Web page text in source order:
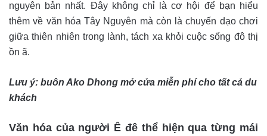
nguyên bản nhất. Đây không chỉ là cơ hội để bạn hiểu
thêm về văn hóa Tây Nguyên mà còn là chuyến dạo chơi
giữa thiên nhiên trong lành, tách xa khỏi cuộc sống đô thị
ồn ã.
Lưu ý: buôn Ako Dhong mở cửa miễn phí cho tất cả du
khách
Văn hóa của người Ê đê thể hiện qua từng mái